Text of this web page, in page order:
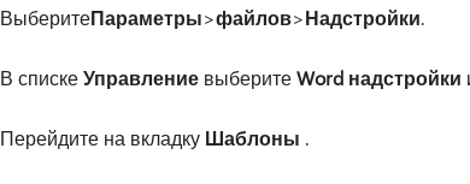
ВыберитеПараметры>файлов>Надстройки.
В спискеУправлениевыберитеWord надстройки
Перейдите на вкладку Шаблоны .